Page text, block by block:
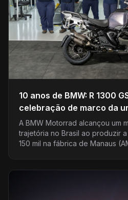
10 anos de BMW: R 1300
celebração de marco da
A BMW Motorrad alcançou um
trajetória no Brasil ao produzir
150 mil na fábrica de Manaus